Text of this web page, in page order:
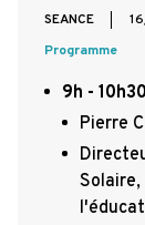
SEANCE
Programme
9h - 10h30
Pierre